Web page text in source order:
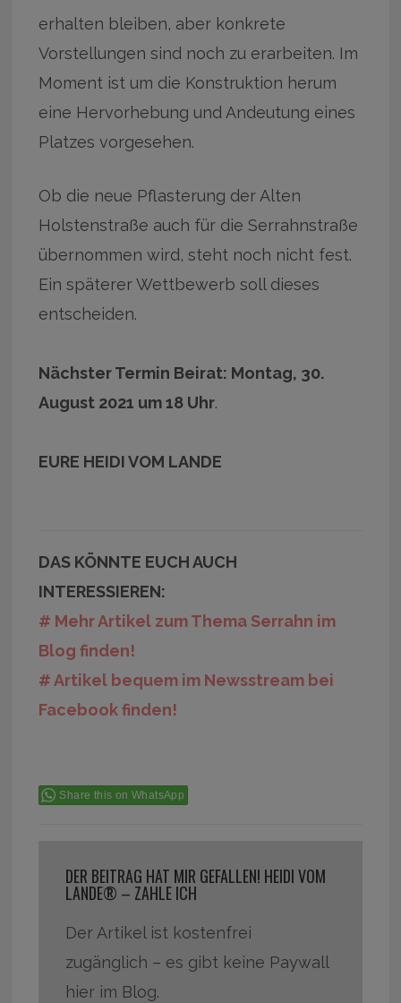
erhalten bleiben, aber konkrete
Vorstellungen sind noch zu erarbeiten. Im
Moment ist um die Konstruktion herum
eine Hervorhebung und Andeutung eines
Platzes vorgesehen.
Ob die neue Pflasterung der Alten
Holstenstraße auch für die Serrahnstraße
übernommen wird, steht noch nicht fest.
Ein späterer Wettbewerb soll dieses
entscheiden.
Nächster Termin Beirat: Montag, 30.
August 2021 um 18 Uhr.
EURE HEIDI VOM LANDE
DAS KÖNNTE EUCH AUCH
INTERESSIEREN:
# Mehr Artikel zum Thema Serrahn im
Blog finden!
# Artikel bequem im Newsstream bei
Facebook finden!
Share this on WhatsApp
DER BEITRAG HAT MIR GEFALLEN! HEIDI VOM
LANDE® – ZAHLE ICH
Der Artikel ist kostenfrei
zugänglich – es gibt keine Paywall
hier im Blog.